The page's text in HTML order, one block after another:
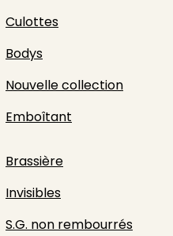
Culottes
Bodys
Nouvelle collection
Emboîtant
Brassière
Invisibles
S.G. non rembourrés